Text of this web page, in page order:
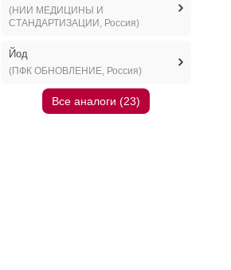
(НИИ МЕДИЦИНЫ И
СТАНДАРТИЗАЦИИ, Россия)
Йод
(ПФК ОБНОВЛЕНИЕ, Россия)
Все аналоги (23)